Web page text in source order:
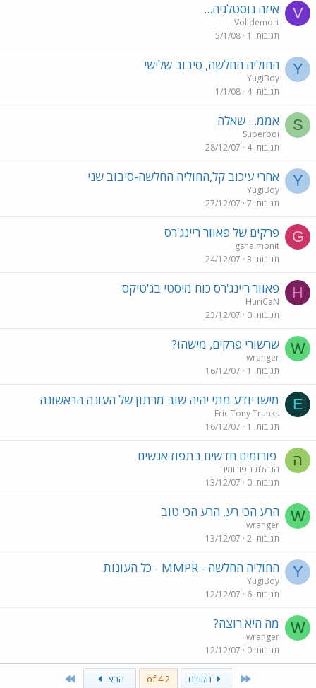
V איזה נוסטלגיה...
Volldemort
תגובות 1
5/1/08
Y החוליה החלשה, סיבוב שלישי
YugiBoy
תגובות 4
1/1/08
S אממ... שאלה
Superboi
תגובות 4
28/12/07
Y אחרי עיכוב קל,החוליה החלשה-סיבוב שני
YugiBoy
תגובות 7
27/12/07
G פרקים של פאוור ריינג'רס
gshalmonit
תגובות 3
24/12/07
H פאוור ריינג'רס כוח מיסטי בג'טיקס
HuriCaN
תגובות 0
23/12/07
W שרשורי פרקים, מישהו?
wranger
תגובות 1
16/12/07
E מישו יודע מתי יהיה שוב מרתון של העונה הראשונה
Eric Tony Trunks
תגובות 1
16/12/07
ה פורומים חדשים בתפוז אנשים
הנהלת הפורומים
תגובות 0
13/12/07
W הרע הכי רע, הרע הכי טוב
wranger
תגובות 2
13/12/07
Y החוליה החלשה - MMPR - כל העונות.
YugiBoy
תגובות 6
12/12/07
W מה היא רוצה?
wranger
תגובות 0
12/12/07
First הקודם 2 of 4 הבא